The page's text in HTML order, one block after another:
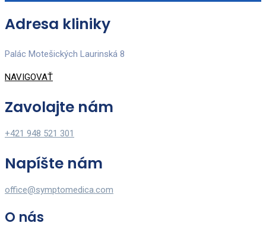
Adresa kliniky
Palác Motešických Laurinská 8
NAVIGOVAŤ
Zavolajte nám
+421 948 521 301
Napíšte nám
office@symptomedica.com
O nás